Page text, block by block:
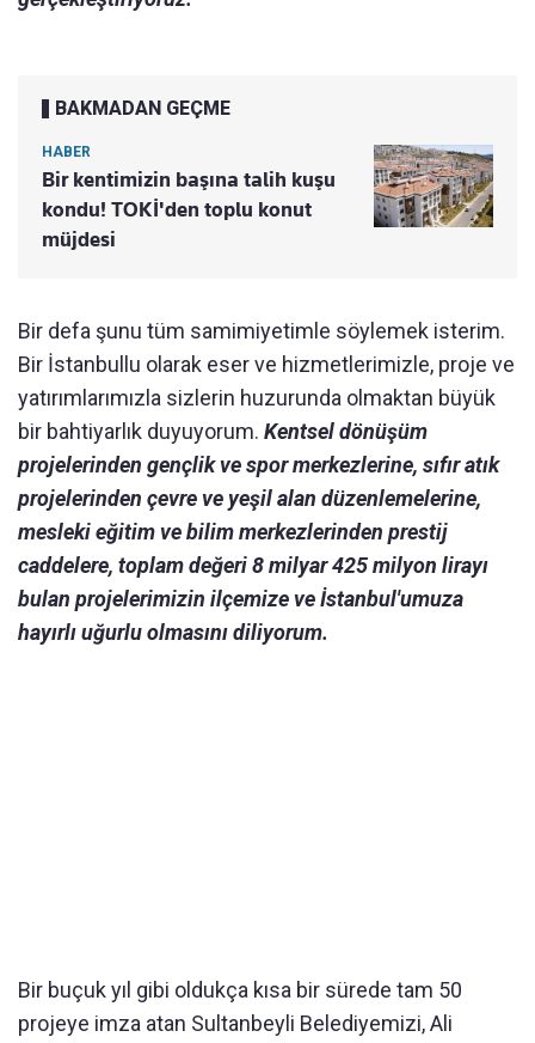
BAKMADAN GEÇME
HABER
Bir kentimizin başına talih kuşu
kondu! TOKİ'den toplu konut
müjdesi
Bir defa şunu tüm samimiyetimle söylemek isterim.
Bir İstanbullu olarak eser ve hizmetlerimizle, proje ve
yatırımlarımızla sizlerin huzurunda olmaktan büyük
bir bahtiyarlık duyuyorum. Kentsel dönüşüm
projelerinden gençlik ve spor merkezlerine, sıfır atık
projelerinden çevre ve yeşil alan düzenlemelerine,
mesleki eğitim ve bilim merkezlerinden prestij
caddelere, toplam değeri 8 milyar 425 milyon lirayı
bulan projelerimizin ilçemize ve İstanbul'umuza
hayırlı uğurlu olmasını diliyorum.
Bir buçuk yıl gibi oldukça kısa bir sürede tam 50
projeye imza atan Sultanbeyli Belediyemizi, Ali